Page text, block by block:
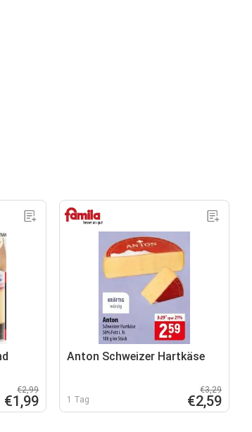
€2,99
€1,99
Anton Schweizer Hartkäse
1 Tag
€3,29
€2,59